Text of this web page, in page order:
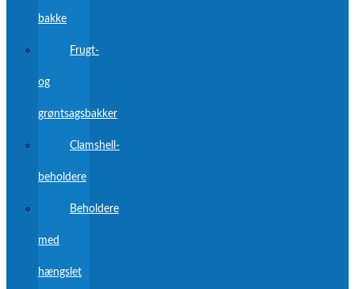
bakke
Frugt-
og
grøntsagsbakker
Clamshell-
beholdere
Beholdere
med
hængslet